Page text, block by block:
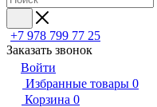
+7 978 799 77 25
Заказать звонок
Войти
Избранные товары 0
Корзина 0